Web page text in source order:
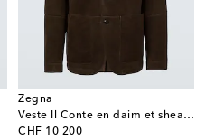
Zegna
Veste Il Conte en daim et shearling
CHF 10 200
original price